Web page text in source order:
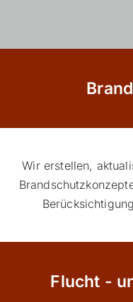
Wir erstellen,
Flucht -